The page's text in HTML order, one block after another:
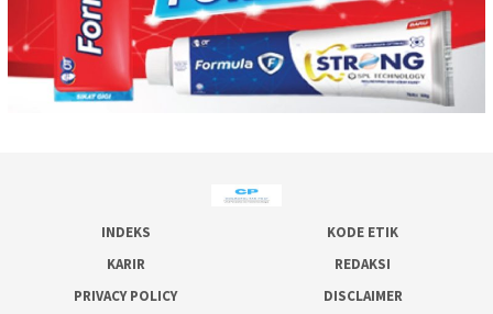
INDEKS
KODE ETIK
KARIR
REDAKSI
PRIVACY POLICY
DISCLAIMER